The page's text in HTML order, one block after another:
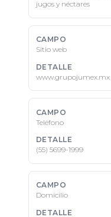
jugos y néctares
Sitio web
www.grupojumex.mx
Teléfono
(55) 5699-1999
Domicilio